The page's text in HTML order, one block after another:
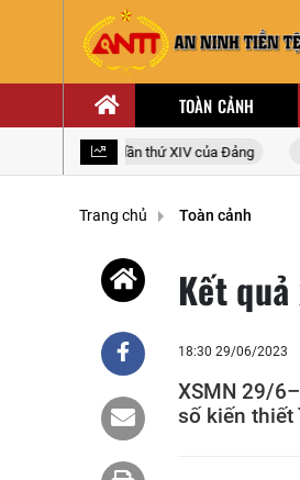
TOÀN CẢNH
toàn quốc lần thứ XIV của Đảng
Trang chủ Toàn cảnh
Kết
18:30 29/06/2023
XSMN 29/
số kiến thiết